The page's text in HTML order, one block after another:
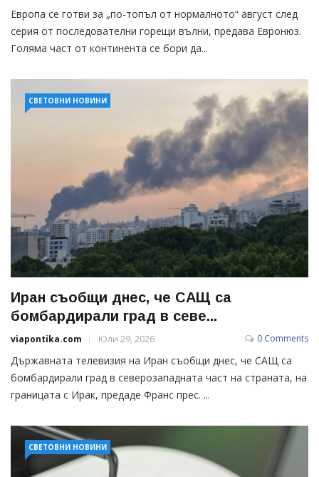
Европа се готви за „по-топъл от нормалното“ август след
серия от последователни горещи вълни, предава Евронюз.
Голяма част от континента се бори да...
СВЕТОВНИ НОВИНИ
Иран съобщи днес, че САЩ са
бомбардирали град в севе...
viapontika.com Юли 29, 2026 0 Comments
Държавната телевизия на Иран съобщи днес, че САЩ са
бомбардирали град в северозападната част на страната, на
границата с Ирак, предаде Франс прес. ...
СВЕТОВНИ НОВИНИ